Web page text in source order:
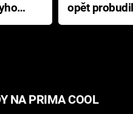
opět
přichází s
NA PRIMA COOL